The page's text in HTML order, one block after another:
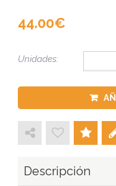
44.00
Unidades:
Descripción